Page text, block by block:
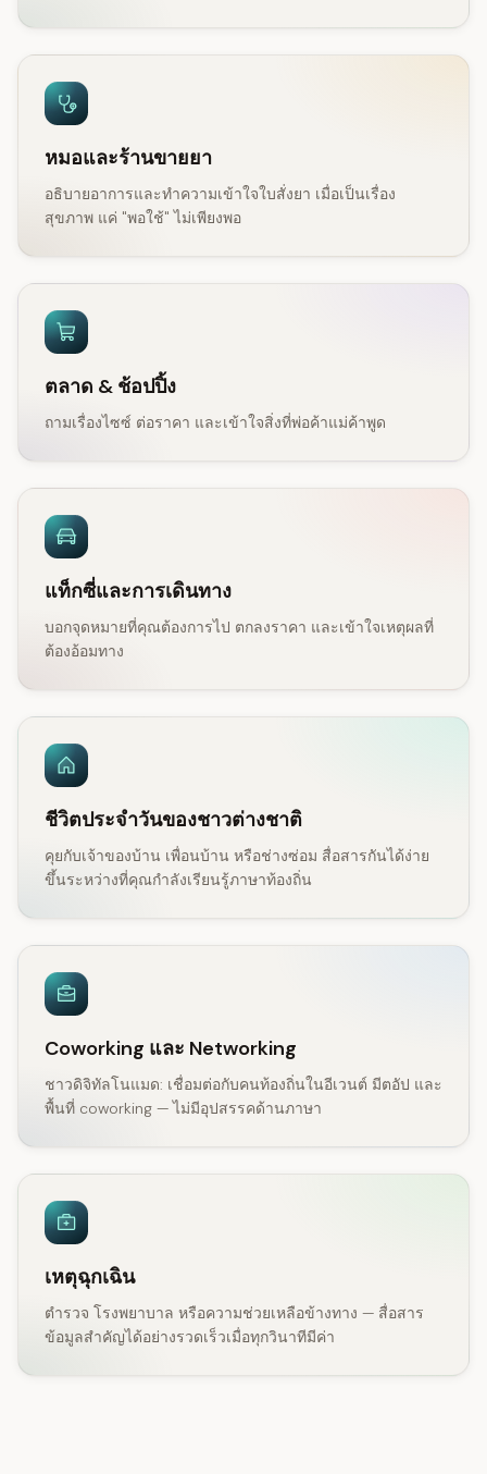
หมอและร้านขายยา
อธิบายอาการและทำความเข้าใจใบสั่งยา เมื่อเป็นเรื่อง
สุขภาพ แค่ "พอใช้" ไม่เพียงพอ
ตลาด & ช้อปปิ้ง
ถามเรื่องไซซ์ ต่อราคา และเข้าใจสิ่งที่พ่อค้าแม่ค้าพูด
แท็กซี่และการเดินทาง
บอกจุดหมายที่คุณต้องการไป ตกลงราคา และเข้าใจเหตุผลที่
ต้องอ้อมทาง
ชีวิตประจำวันของชาวต่างชาติ
คุยกับเจ้าของบ้าน เพื่อนบ้าน หรือช่างซ่อม สื่อสารกันได้ง่าย
ขึ้นระหว่างที่คุณกำลังเรียนรู้ภาษาท้องถิ่น
Coworking และ Networking
ชาวดิจิทัลโนแมด: เชื่อมต่อกับคนท้องถิ่นในอีเวนต์ มีตอัป และ
พื้นที่ coworking — ไม่มีอุปสรรคด้านภาษา
เหตุฉุกเฉิน
ตำรวจ โรงพยาบาล หรือความช่วยเหลือข้างทาง — สื่อสาร
ข้อมูลสำคัญได้อย่างรวดเร็วเมื่อทุกวินาทีมีค่า